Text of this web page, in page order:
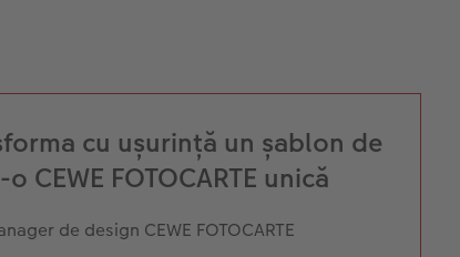
cu ușurință un șablon de
CEWE FOTOCARTE unică
de design CEWE FOTOCARTE